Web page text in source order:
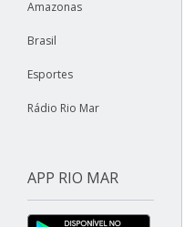
Amazonas
Brasil
Esportes
Rádio Rio Mar
APP RIO MAR